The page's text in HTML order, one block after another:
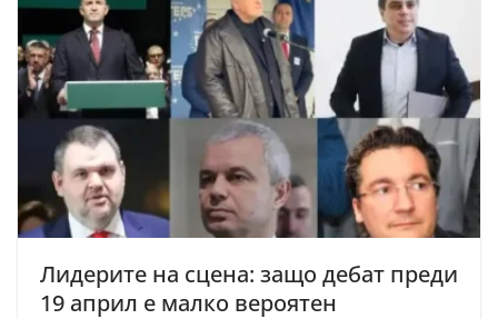
Лидерите на сцена: защо дебат преди
19 април е малко вероятен